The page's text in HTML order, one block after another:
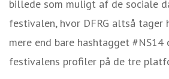
billede som muligt af de sociale
festivalen, hvor DFRG altså
mere end bare hashtagget #NS14
festivalens profiler på de tre